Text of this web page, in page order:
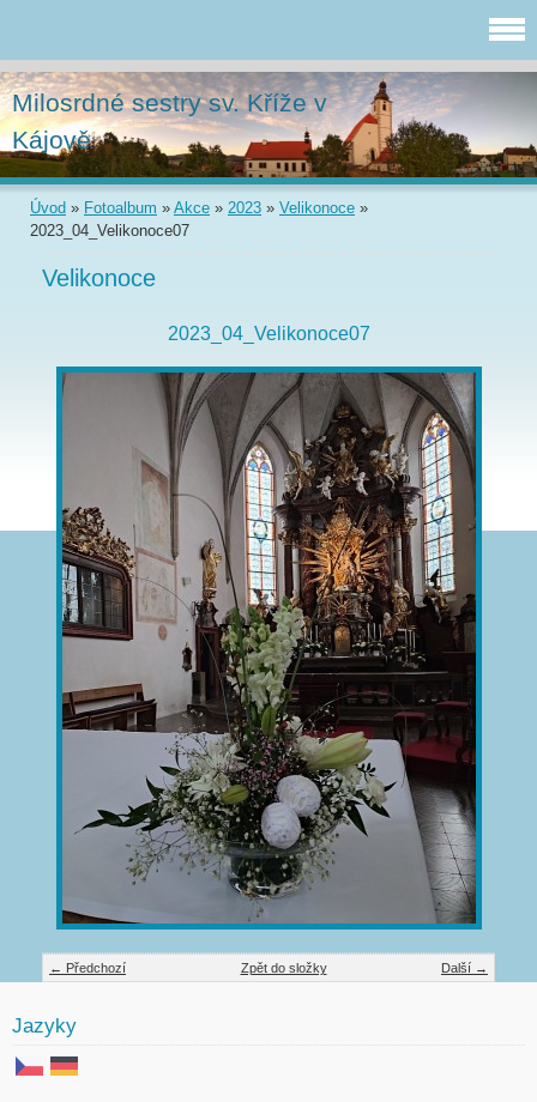
Milosrdné sestry sv. Kříže v
Kájově
Úvod » Fotoalbum » Akce » 2023 » Velikonoce »
2023_04_Velikonoce07
Velikonoce
2023_04_Velikonoce07
← Předchozí Další →
Zpět do složky
Jazyky